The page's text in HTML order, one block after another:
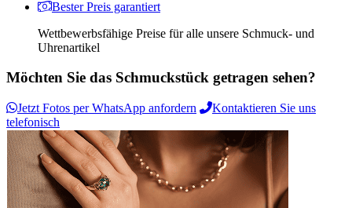
Bester Preis garantiert
Wettbewerbsfähige Preise für alle unsere Schmuck- und
Uhrenartikel
Möchten Sie das Schmuckstück getragen sehen?
Jetzt Fotos per WhatsApp anfordern
Kontaktieren Sie uns
telefonisch